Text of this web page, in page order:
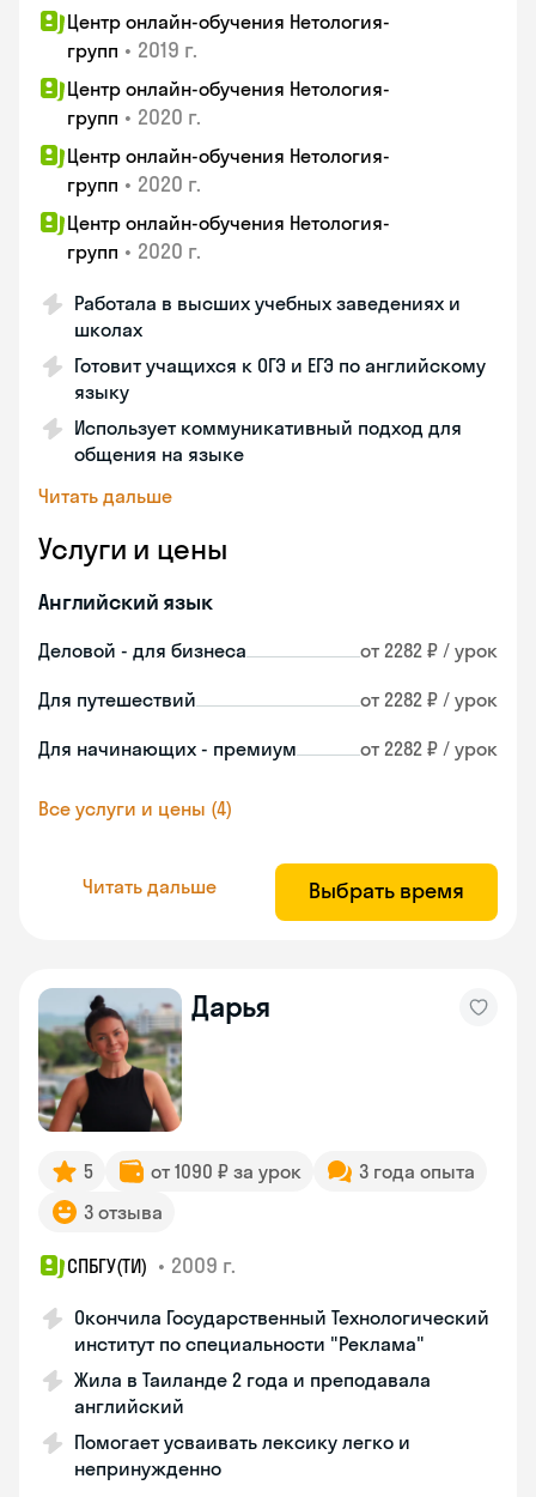
Центр онлайн-обучения Нетология-
групп • 2019 г.
Центр онлайн-обучения Нетология-
групп • 2020 г.
Центр онлайн-обучения Нетология-
групп • 2020 г.
Центр онлайн-обучения Нетология-
групп • 2020 г.
Работала в высших учебных заведениях и
школах
Готовит учащихся к ОГЭ и ЕГЭ по английскому
языку
Использует коммуникативный подход для
общения на языке
Читать дальше
Услуги и цены
Английский язык
Деловой - для бизнеса от 2282 ₽ / урок
Для путешествий от 2282 ₽ / урок
Для начинающих - премиум от 2282 ₽ / урок
Все услуги и цены (4)
Читать дальше Выбрать время
Дарья
5 от 1090 ₽ за урок
3 года опыта
3 отзыва
СПБГУ(ТИ) • 2009 г.
Окончила Государственный Технологический
институт по специальности "Реклама"
Жила в Таиланде 2 года и преподавала
английский
Помогает усваивать лексику легко и
непринужденно